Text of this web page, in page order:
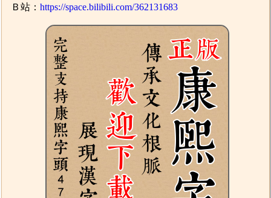
Ｂ站：https://space.bilibili.com/362131683